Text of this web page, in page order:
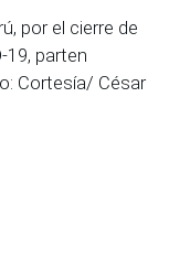
por el cierre de
19, parten
Cortesía/ César